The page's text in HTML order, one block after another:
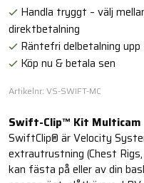
Handla tryggt – välj
direktbetalning
Räntefri delbetalning
Köp nu & betala sen
Artikelnr: VS-SWIFT-MC
Swift-Clip™ Kit Multicam
SwiftClip® är Velocity
extrautrustning (Chest
kan fästa på eller av din